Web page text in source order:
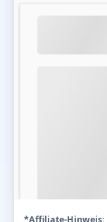
*Affiliate-Hinweis: